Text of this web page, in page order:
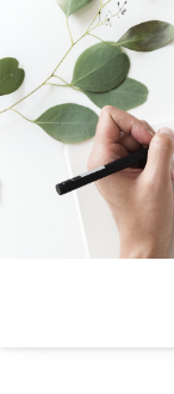
content